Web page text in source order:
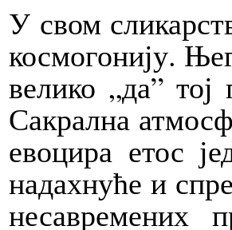
У свом
космогонију.
велико „да”
Сакрална
евоцира етос
надахнуће и
несавремених